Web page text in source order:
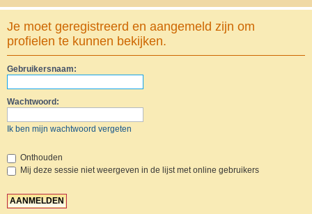
o
Je moet geregistreerd en aangemeld zijn om
profielen te kunnen bekijken.
Gebruikersnaam:
Wachtwoord:
Ik ben mijn wachtwoord vergeten
Onthouden
Mij deze sessie niet weergeven in de lijst met online gebruikers